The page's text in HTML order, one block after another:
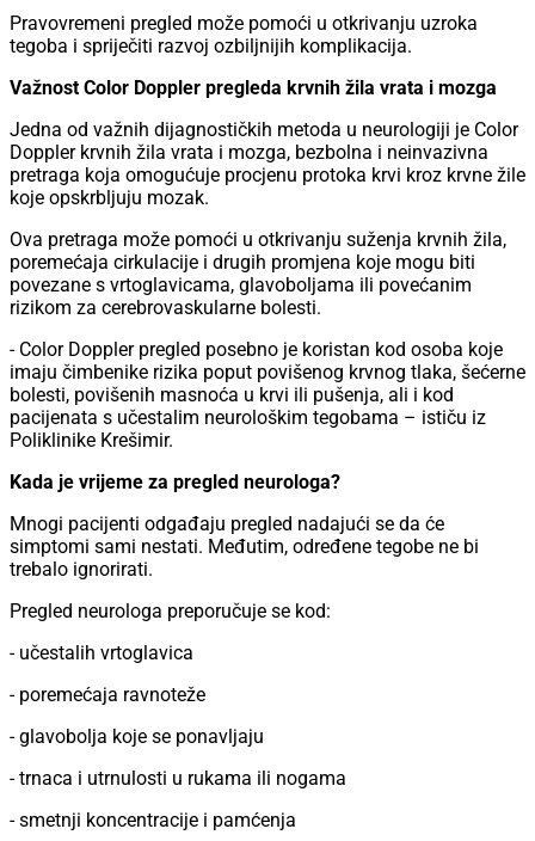
Pravovremeni pregled može pomoći u otkrivanju uzroka
tegoba i spriječiti razvoj ozbiljnijih komplikacija.
Važnost Color Doppler pregleda krvnih žila vrata i mozga
Jedna od važnih dijagnostičkih metoda u neurologiji je Color
Doppler krvnih žila vrata i mozga, bezbolna i neinvazivna
pretraga koja omogućuje procjenu protoka krvi kroz krvne žile
koje opskrbljuju mozak.
Ova pretraga može pomoći u otkrivanju suženja krvnih žila,
poremećaja cirkulacije i drugih promjena koje mogu biti
povezane s vrtoglavicama, glavoboljama ili povećanim
rizikom za cerebrovaskularne bolesti.
- Color Doppler pregled posebno je koristan kod osoba koje
imaju čimbenike rizika poput povišenog krvnog tlaka, šećerne
bolesti, povišenih masnoća u krvi ili pušenja, ali i kod
pacijenata s učestalim neurološkim tegobama – ističu iz
Poliklinike Krešimir.
Kada je vrijeme za pregled neurologa?
Mnogi pacijenti odgađaju pregled nadajući se da će
simptomi sami nestati. Međutim, određene tegobe ne bi
trebalo ignorirati.
Pregled neurologa preporučuje se kod:
- učestalih vrtoglavica
- poremećaja ravnoteže
- glavobolja koje se ponavljaju
- trnaca i utrnulosti u rukama ili nogama
- smetnji koncentracije i pamćenja